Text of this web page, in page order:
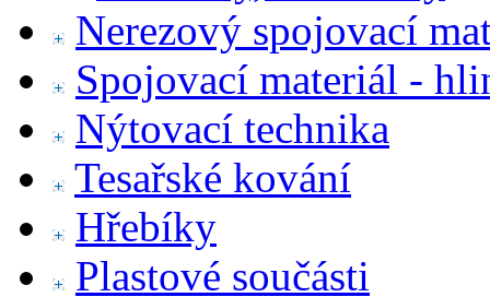
Nerezový spojovací
Spojovací materiál -
Nýtovací technika
Tesařské kování
Hřebíky
Plastové součásti